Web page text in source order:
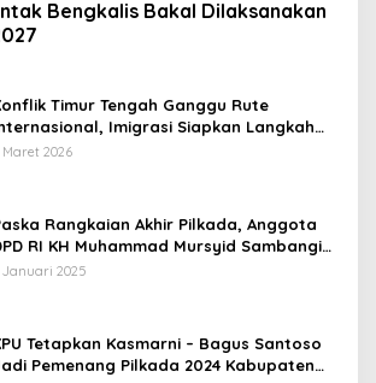
Bengkalis Bakal Dilaksanakan
Timur Tengah Ganggu Rute
Imigrasi Siapkan Langkah
Maret 2026
Rangkaian Akhir Pilkada, Anggota
RI KH Muhammad Mursyid Sambangi
Bengkalis
Januari 2025
Tetapkan Kasmarni – Bagus Santoso
Pemenang Pilkada 2024 Kabupaten